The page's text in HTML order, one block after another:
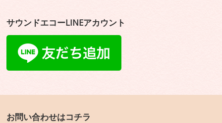
サウンドエコーLINEアカウント
お問い合わせはコチラ